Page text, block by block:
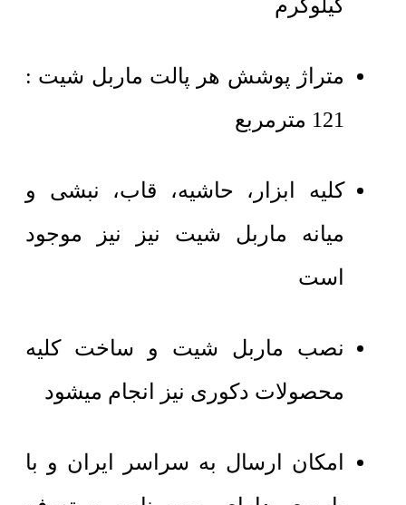
کیلوگرم
متراژ پوشش هر پالت ماربل شیت :
121 مترمربع
کلیه ابزار، حاشیه، قاب، نبشی و
میانه ماربل شیت نیز نیز موجود
است
نصب ماربل شیت و ساخت کلیه
محصولات دکوری نیز انجام میشود
امکان ارسال به سراسر ایران و با